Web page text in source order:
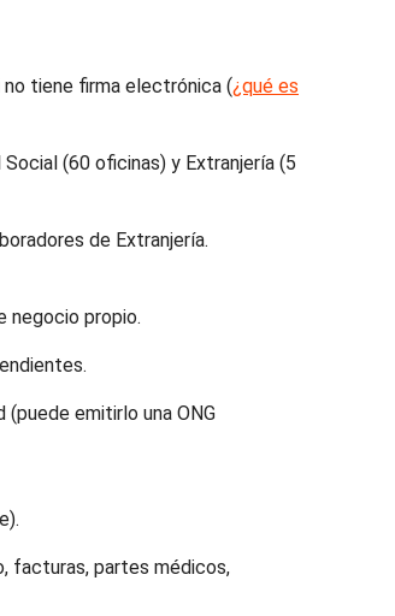
no tiene firma electrónica (¿qué es
(60 oficinas) y Extranjería (5
de Extranjería.
negocio propio.
emitirlo una ONG
facturas, partes médicos,